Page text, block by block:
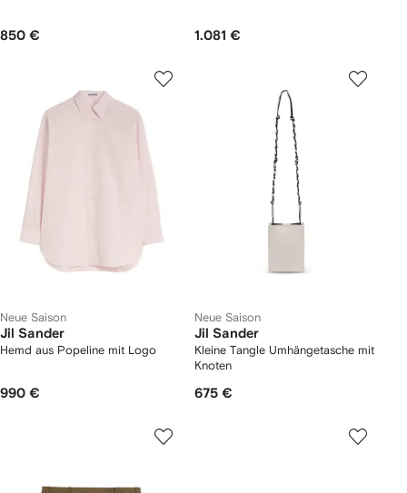
850 € 1.081 €
Neue Saison
Jil Sander
Hemd aus Popeline mit Logo
990 €
Neue Saison
Jil Sander
Kleine Tangle Umhängetasche mit
Knoten
675 €